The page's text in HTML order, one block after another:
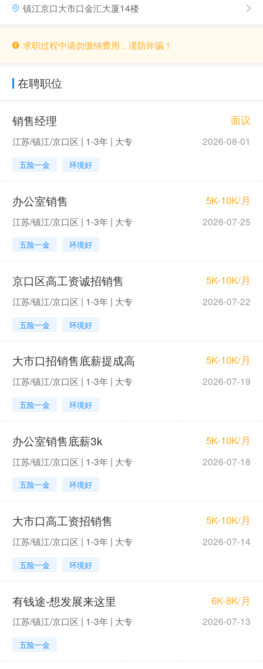
镇江京口大市口金汇大厦14楼
求职过程中请勿缴纳费用，谨防诈骗！
在聘职位
销售经理 面议
江苏/镇江/京口区 | 1-3年 | 大专 2026-08-01
五险一金 环境好
办公室销售 5K-10K/月
江苏/镇江/京口区 | 1-3年 | 大专 2026-07-25
五险一金 环境好
京口区高工资诚招销售 5K-10K/月
江苏/镇江/京口区 | 1-3年 | 大专 2026-07-22
五险一金 环境好
大市口招销售底薪提成高 5K-10K/月
江苏/镇江/京口区 | 1-3年 | 大专 2026-07-19
五险一金 环境好
办公室销售底薪3k 5K-10K/月
江苏/镇江/京口区 | 1-3年 | 大专 2026-07-18
五险一金 环境好
大市口高工资招销售 5K-10K/月
江苏/镇江/京口区 | 1-3年 | 大专 2026-07-14
五险一金 环境好
有钱途-想发展来这里 6K-8K/月
江苏/镇江/京口区 | 1-3年 | 大专 2026-07-13
五险一金